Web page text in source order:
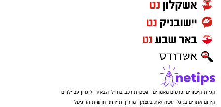
קניית קישורים פרסום מאמרים השכרת רכב בחו"ל הבאזר לונדון עם ילדים
קידום אתרים בגוגל עשה זאת בעצמך מדריך תיירות חדשות הדיגיטל